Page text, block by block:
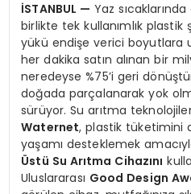
İSTANBUL — Yaz
birlikte tek kullanımlık
yükü endişe verici boyutlara
her dakika satın alınan bir
neredeyse %75’i geri
doğada parçalanarak yok
sürüyor. Su arıtma
Waternet, plastik tüketimini
yaşamı desteklemek
Üstü Su Arıtma Cihazını
Uluslararası Good Design